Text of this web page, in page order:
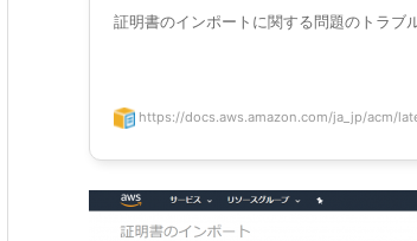
証明書のインポートに関する問題のトラブ
https://docs.aws.amazon.com/ja_jp/acm/